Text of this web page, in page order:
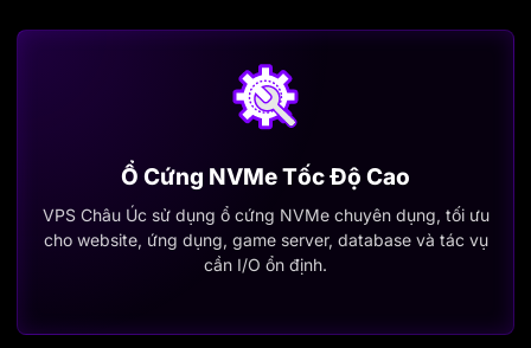
Ổ Cứng NVMe Tốc Độ Cao
VPS Châu Úc sử dụng ổ cứng NVMe chuyên dụng, tối ưu
cho website, ứng dụng, game server, database và tác vụ
cần I/O ổn định.